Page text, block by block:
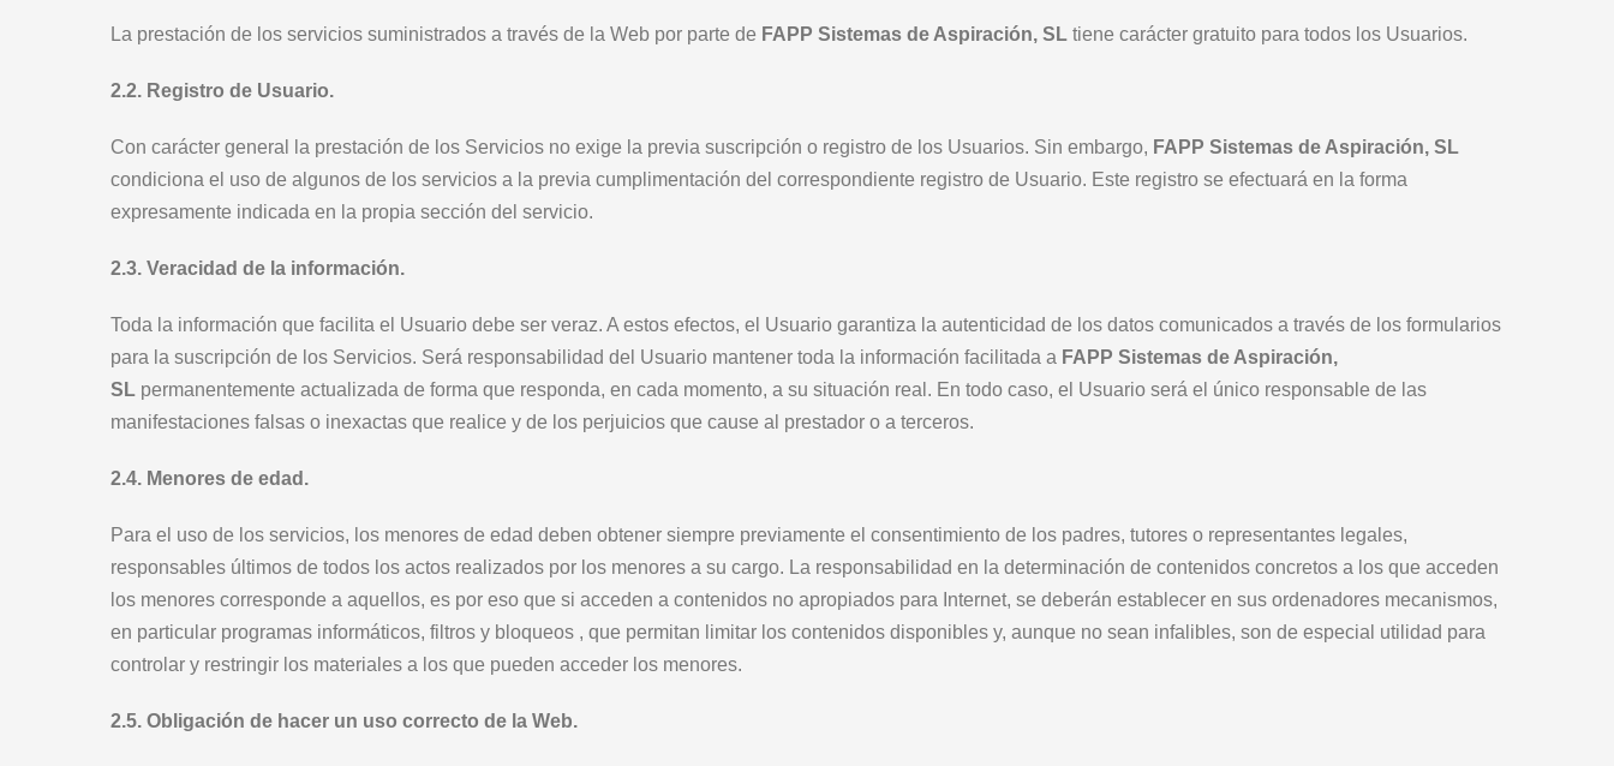
La prestación de los servicios suministrados a través de la Web por parte de FAPP Sistemas de Aspiración, SL tiene carácter gratuito para todos los Usuarios.
2.2. Registro de Usuario.
Con carácter general la prestación de los Servicios no exige la previa suscripción o registro de los Usuarios. Sin embargo, FAPP Sistemas de Aspiración, SL
condiciona el uso de algunos de los servicios a la previa cumplimentación del correspondiente registro de Usuario. Este registro se efectuará en la forma
expresamente indicada en la propia sección del servicio.
2.3. Veracidad de la información.
Toda la información que facilita el Usuario debe ser veraz. A estos efectos, el Usuario garantiza la autenticidad de los datos comunicados a través de los formularios
para la suscripción de los Servicios. Será responsabilidad del Usuario mantener toda la información facilitada a FAPP Sistemas de Aspiración,
SL permanentemente actualizada de forma que responda, en cada momento, a su situación real. En todo caso, el Usuario será el único responsable de las
manifestaciones falsas o inexactas que realice y de los perjuicios que cause al prestador o a terceros.
2.4. Menores de edad.
Para el uso de los servicios, los menores de edad deben obtener siempre previamente el consentimiento de los padres, tutores o representantes legales,
responsables últimos de todos los actos realizados por los menores a su cargo. La responsabilidad en la determinación de contenidos concretos a los que acceden
los menores corresponde a aquellos, es por eso que si acceden a contenidos no apropiados para Internet, se deberán establecer en sus ordenadores mecanismos,
en particular programas informáticos, filtros y bloqueos , que permitan limitar los contenidos disponibles y, aunque no sean infalibles, son de especial utilidad para
controlar y restringir los materiales a los que pueden acceder los menores.
2.5. Obligación de hacer un uso correcto de la Web.